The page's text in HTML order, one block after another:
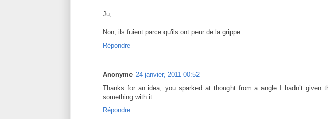
Ju,
Non, ils fuient parce qu'ils ont peur de la grippe.
Répondre
Anonyme 24 janvier, 2011 00:52
Thanks for an idea, you sparked at thought from a angle I hadn’t
something with it.
Répondre